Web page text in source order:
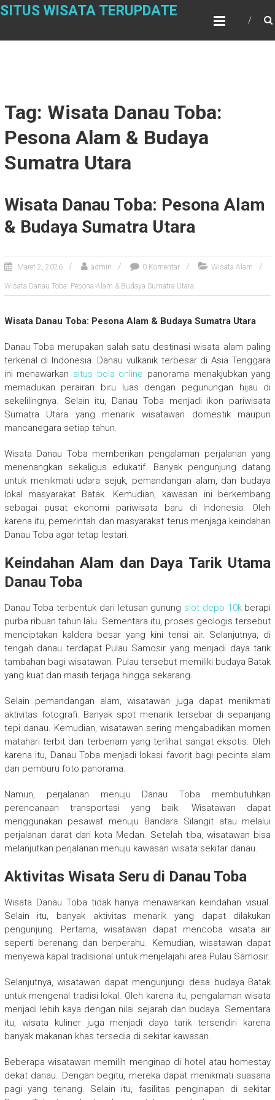
Skip
SITUS WISATA TERUPDATE
Tag: Wisata Danau Toba:
Pesona Alam & Budaya
Sumatra Utara
Wisata Danau Toba: Pesona Alam
& Budaya Sumatra Utara
Maret 2, 2026 admin 0 Komentar Wisata Alam
Wisata Danau Toba: Pesona Alam & Budaya Sumatra Utara
Wisata Danau Toba: Pesona Alam & Budaya Sumatra Utara
Danau Toba merupakan salah satu destinasi wisata alam paling
terkenal di Indonesia. Danau vulkanik terbesar di Asia Tenggara
ini menawarkan situs bola online panorama menakjubkan yang
memadukan perairan biru luas dengan pegunungan hijau di
sekelilingnya. Selain itu, Danau Toba menjadi ikon pariwisata
Sumatra Utara yang menarik wisatawan domestik maupun
mancanegara setiap tahun.
Wisata Danau Toba memberikan pengalaman perjalanan yang
menenangkan sekaligus edukatif. Banyak pengunjung datang
untuk menikmati udara sejuk, pemandangan alam, dan budaya
lokal masyarakat Batak. Kemudian, kawasan ini berkembang
sebagai pusat ekonomi pariwisata baru di Indonesia. Oleh
karena itu, pemerintah dan masyarakat terus menjaga keindahan
Danau Toba agar tetap lestari.
Keindahan Alam dan Daya Tarik Utama
Danau Toba
Danau Toba terbentuk dari letusan gunung slot depo 10kberapi
purba ribuan tahun lalu. Sementara itu, proses geologis tersebut
menciptakan kaldera besar yang kini terisi air. Selanjutnya, di
tengah danau terdapat Pulau Samosir yang menjadi daya tarik
tambahan bagi wisatawan. Pulau tersebut memiliki budaya Batak
yang kuat dan masih terjaga hingga sekarang.
Selain pemandangan alam, wisatawan juga dapat menikmati
aktivitas fotografi. Banyak spot menarik tersebar di sepanjang
tepi danau. Kemudian, wisatawan sering mengabadikan momen
matahari terbit dan terbenam yang terlihat sangat eksotis. Oleh
karena itu, Danau Toba menjadi lokasi favorit bagi pecinta alam
dan pemburu foto panorama.
Namun, perjalanan menuju Danau Toba membutuhkan
perencanaan transportasi yang baik. Wisatawan dapat
menggunakan pesawat menuju Bandara Silangit atau melalui
perjalanan darat dari kota Medan. Setelah tiba, wisatawan bisa
melanjutkan perjalanan menuju kawasan wisata sekitar danau.
Aktivitas Wisata Seru di Danau Toba
Wisata Danau Toba tidak hanya menawarkan keindahan visual.
Selain itu, banyak aktivitas menarik yang dapat dilakukan
pengunjung. Pertama, wisatawan dapat mencoba wisata air
seperti berenang dan berperahu. Kemudian, wisatawan dapat
menyewa kapal tradisional untuk menjelajahi area Pulau Samosir.
Selanjutnya, wisatawan dapat mengunjungi desa budaya Batak
untuk mengenal tradisi lokal. Oleh karena itu, pengalaman wisata
menjadi lebih kaya dengan nilai sejarah dan budaya. Sementara
itu, wisata kuliner juga menjadi daya tarik tersendiri karena
banyak makanan khas tersedia di sekitar kawasan.
Beberapa wisatawan memilih menginap di hotel atau homestay
dekat danau. Dengan begitu, mereka dapat menikmati suasana
pagi yang tenang. Selain itu, fasilitas penginapan di sekitar